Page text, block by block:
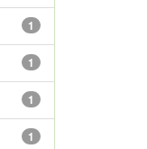
1
1
1
1